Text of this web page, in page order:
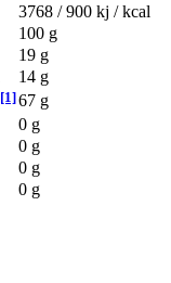
3768 / 900 kj / kcal
100 g
19 g
14 g
[1]67 g
0 g
0 g
0 g
0 g